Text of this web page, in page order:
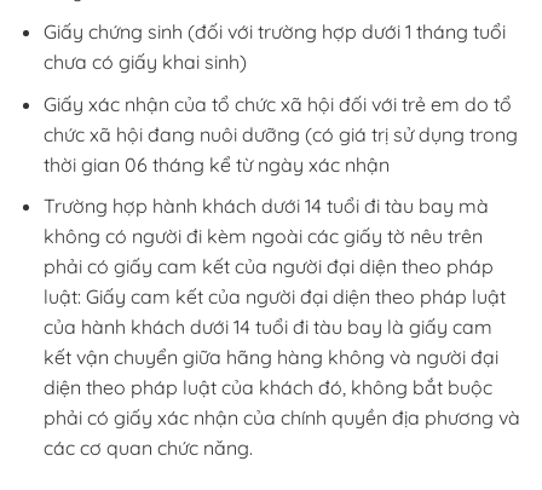
Giấy chứng sinh (đối với trường hợp dưới 1 tháng tuổi
chưa có giấy khai sinh)
Giấy xác nhận của tổ chức xã hội đối với trẻ em do tổ
chức xã hội đang nuôi dưỡng (có giá trị sử dụng trong
thời gian 06 tháng kể từ ngày xác nhận
Trường hợp hành khách dưới 14 tuổi đi tàu bay mà
không có người đi kèm ngoài các giấy tờ nêu trên
phải có giấy cam kết của người đại diện theo pháp
luật: Giấy cam kết của người đại diện theo pháp luật
của hành khách dưới 14 tuổi đi tàu bay là giấy cam
kết vận chuyển giữa hãng hàng không và người đại
diện theo pháp luật của khách đó, không bắt buộc
phải có giấy xác nhận của chính quyền địa phương và
các cơ quan chức năng.